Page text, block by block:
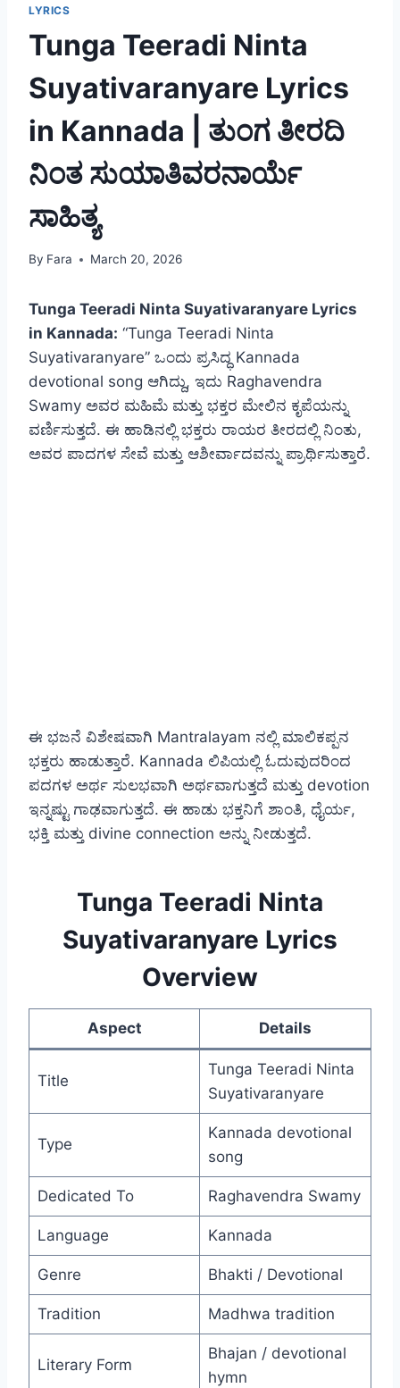
LYRICS
Tunga Teeradi Ninta
Suyativaranyare Lyrics
in Kannada | ತುಂಗ ತೀರದಿ
ನಿಂತ ಸುಯಾತಿವರನಾರ್ಯೆ
ಸಾಹಿತ್ಯ
By Fara March 20, 2026
Tunga Teeradi Ninta Suyativaranyare Lyrics
in Kannada: “Tunga Teeradi Ninta
Suyativaranyare” ಒಂದು ಪ್ರಸಿದ್ಧ Kannada
devotional song ಆಗಿದ್ದು, ಇದು Raghavendra
Swamy ಅವರ ಮಹಿಮೆ ಮತ್ತು ಭಕ್ತರ ಮೇಲಿನ ಕೃಪೆಯನ್ನು
ವರ್ಣಿಸುತ್ತದೆ. ಈ ಹಾಡಿನಲ್ಲಿ ಭಕ್ತರು ರಾಯರ ತೀರದಲ್ಲಿ ನಿಂತು,
ಅವರ ಪಾದಗಳ ಸೇವೆ ಮತ್ತು ಆಶೀರ್ವಾದವನ್ನು ಪ್ರಾರ್ಥಿಸುತ್ತಾರೆ.
ಈ ಭಜನೆ ವಿಶೇಷವಾಗಿ Mantralayam ನಲ್ಲಿ ಮಾಲಿಕಪ್ಪನ
ಭಕ್ತರು ಹಾಡುತ್ತಾರೆ. Kannada ಲಿಪಿಯಲ್ಲಿ ಓದುವುದರಿಂದ
ಪದಗಳ ಅರ್ಥ ಸುಲಭವಾಗಿ ಅರ್ಥವಾಗುತ್ತದೆ ಮತ್ತು devotion
ಇನ್ನಷ್ಟು ಗಾಢವಾಗುತ್ತದೆ. ಈ ಹಾಡು ಭಕ್ತನಿಗೆ ಶಾಂತಿ, ಧೈರ್ಯ,
ಭಕ್ತಿ ಮತ್ತು divine connection ಅನ್ನು ನೀಡುತ್ತದೆ.
Tunga Teeradi Ninta
Suyativaranyare Lyrics
Overview
Aspect Details
Title
Tunga Teeradi Ninta
Suyativaranyare
Type
Kannada devotional
song
Dedicated To Raghavendra Swamy
Language Kannada
Genre Bhakti / Devotional
Tradition Madhwa tradition
Literary Form
Bhajan / devotional
hymn